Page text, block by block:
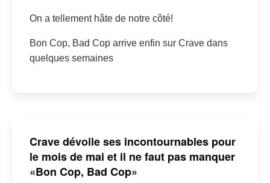
On a tellement hâte de notre côté!
Bon Cop, Bad Cop arrive enfin sur Crave dans
quelques semaines
Crave dévoile ses incontournables pour
le mois de mai et il ne faut pas manquer
«Bon Cop, Bad Cop»